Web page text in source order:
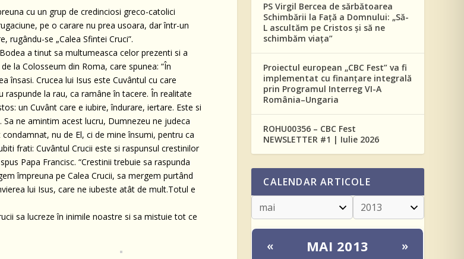
cu un grup de credinciosi greco-catolici
pe o carare nu prea usoara, dar într-un
rugându-se „Calea Sfintei Cruci”.
a tinut sa multumeasca celor prezenti si a
la Colosseum din Roma, care spunea: “În
însasi. Crucea lui Isus este Cuvântul cu care
la rau, ca ramâne în tacere. În realitate
un Cuvânt care e iubire, îndurare, iertare. Este si
ne amintim acest lucru, Dumnezeu ne judeca
nu de El, ci de mine însumi, pentru ca
frati: Cuvântul Crucii este si raspunsul crestinilor
Papa Francisc. “Crestinii trebuie sa raspunda
împreuna pe Calea Crucii, sa mergem purtând
lui Isus, care ne iubeste atât de mult.Totul e
sa lucreze în inimile noastre si sa mistuie tot ce
PS Virgil Bercea de sărbătoarea
Schimbării la Față a Domnului: „Să-
L ascultăm pe Cristos și să ne
schimbăm viața”
Proiectul european „CBC Fest” va fi
implementat cu finanțare integrală
prin Programul Interreg VI-A
România–Ungaria
ROHU00356 – CBC Fest
NEWSLETTER #1 | Iulie 2026
CALENDAR ARTICOLE
« MAI 2013 »